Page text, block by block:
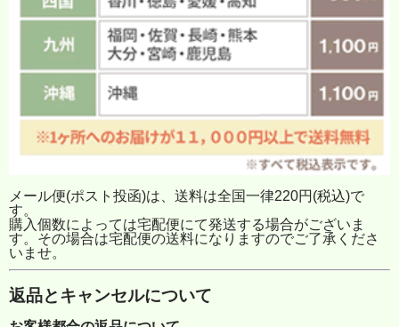
メール便(ポスト投函)は、送料は全国一律220円(税込)で
す。
購入個数によっては宅配便にて発送する場合がございま
す。その場合は宅配便の送料になりますのでご了承くださ
いませ。
返品とキャンセルについて